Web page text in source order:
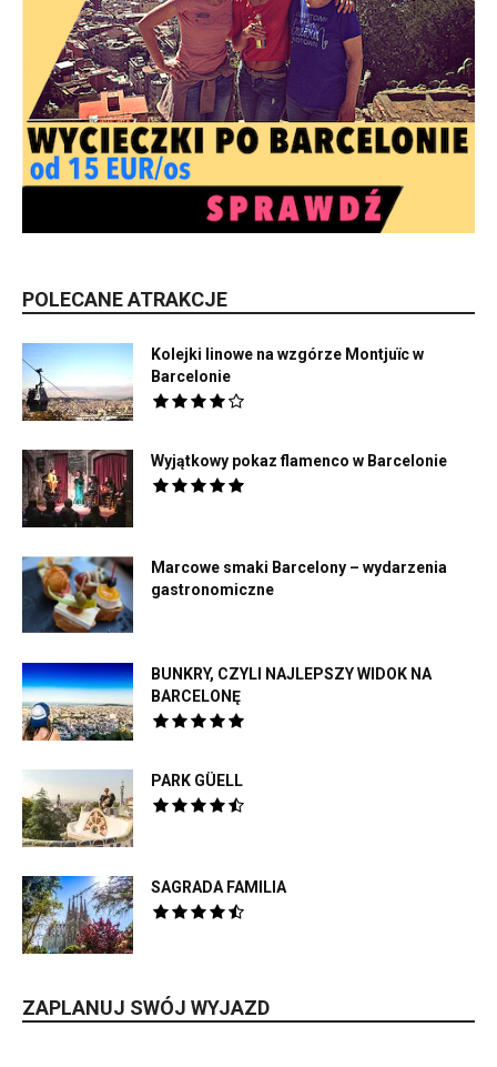
POLECANE ATRAKCJE
Kolejki linowe na wzgórze Montjuïc w
Barcelonie
Wyjątkowy pokaz flamenco w Barcelonie
Marcowe smaki Barcelony – wydarzenia
gastronomiczne
BUNKRY, CZYLI NAJLEPSZY WIDOK NA
BARCELONĘ
PARK GÜELL
SAGRADA FAMILIA
ZAPLANUJ SWÓJ WYJAZD